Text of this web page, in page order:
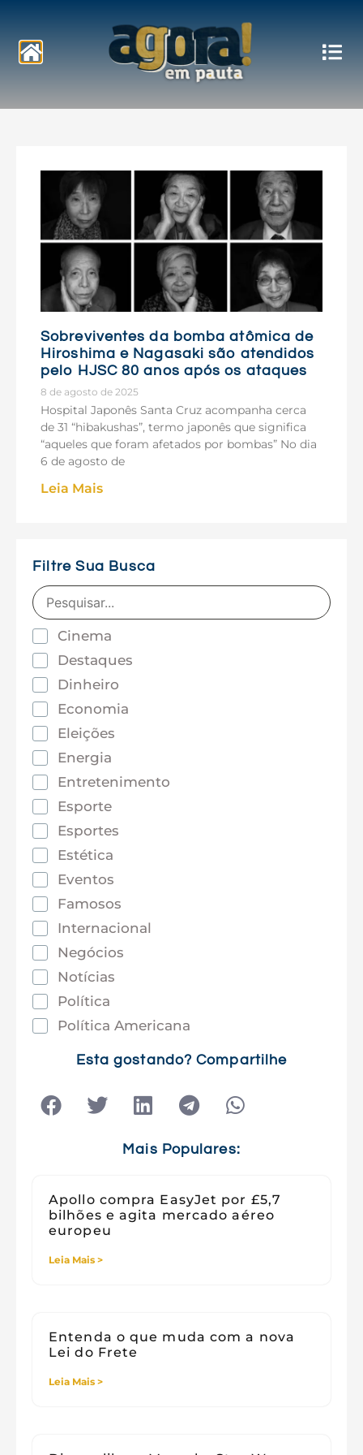
Notícias
Sobreviventes da bomba atômica de
Hiroshima e Nagasaki são atendidos
pelo HJSC 80 anos após os ataques
8 de agosto de 2025
Hospital Japonês Santa Cruz acompanha cerca
de 31 “hibakushas”, termo japonês que significa
“aqueles que foram afetados por bombas” No dia
6 de agosto de
Leia Mais
Filtre Sua Busca
Cinema
Destaques
Dinheiro
Economia
Eleições
Energia
Entretenimento
Esporte
Esportes
Estética
Eventos
Famosos
Internacional
Negócios
Notícias
Política
Política Americana
Tecnologia
Esta gostando? Compartilhe
Mais Populares:
Apollo compra EasyJet por £5,7
bilhões e agita mercado aéreo
europeu
Leia Mais >
Entenda o que muda com a nova
Lei do Frete
Leia Mais >